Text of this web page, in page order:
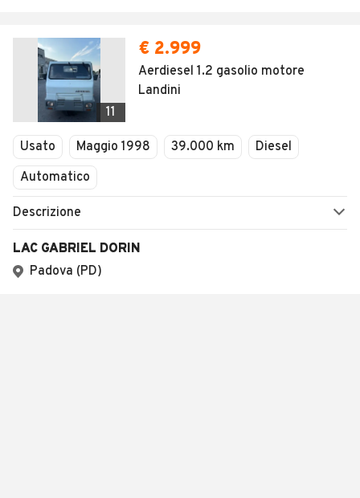
11
€ 2.999
Aerdiesel 1.2 gasolio motore
Landini
Usato Maggio 1998 39.000 km
Diesel
Automatico
Descrizione
LAC GABRIEL DORIN
Padova (PD)